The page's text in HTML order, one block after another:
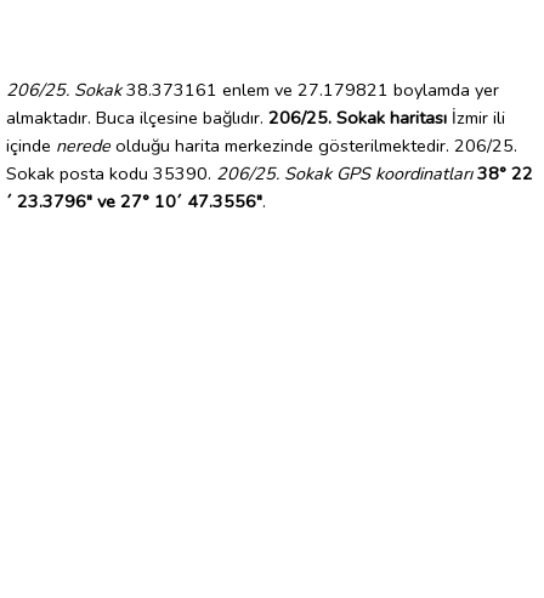
206/25. Sokak38.373161 enlem ve 27.179821 boylamda yer
almaktadır. Buca ilçesine bağlıdır. 206/25. Sokak haritası İzmir ili
içinde nerede olduğu harita merkezinde gösterilmektedir. 206/25.
Sokak posta kodu 35390. 206/25. Sokak GPS koordinatları 38° 22
´ 23.3796" ve 27° 10´ 47.3556".